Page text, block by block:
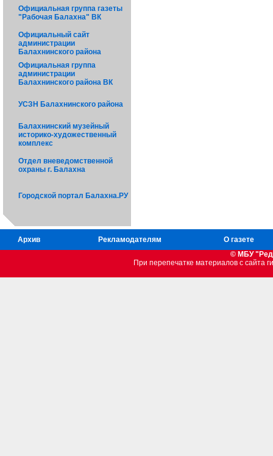
Официальная группа газеты
"Рабочая Балахна" ВК
Официальный сайт
администрации
Балахнинского района
Официальная группа
администрации
Балахнинского района ВК
УСЗН Балахнинского района
Балахнинский музейный
историко-художественный
комплекс
Отдел вневедомственной
охраны г. Балахна
Городской портал Балахна.РУ
Архив Рекламодателям
О газете
© МБУ
При перепечатке материалов c сайта